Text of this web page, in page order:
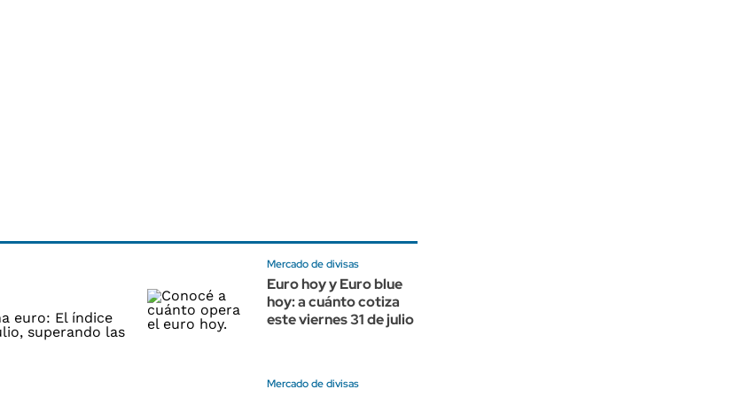
Mercado de divisas
Euro hoy y Euro blue
hoy: a cuánto cotiza
este viernes 31 de julio
Mercado de divisas